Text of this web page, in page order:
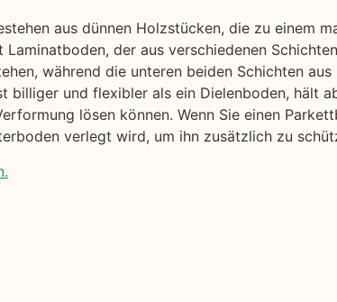
aus dünnen Holzstücken, die zu einem
der aus verschiedenen
während die unteren beiden Schichten
billiger und flexibler als ein Dielenboden, hält
lösen können. Wenn Sie einen
verlegt wird, um ihn zusätzlich zu